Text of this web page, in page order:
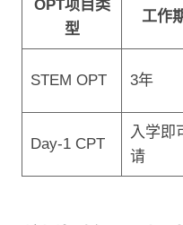
OPT项目类
型
工作
STEM OPT 3年
Day-1 CPT
入学即
请